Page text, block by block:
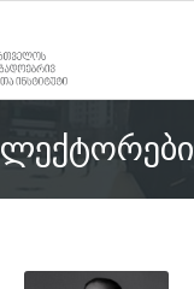
ლექტორები